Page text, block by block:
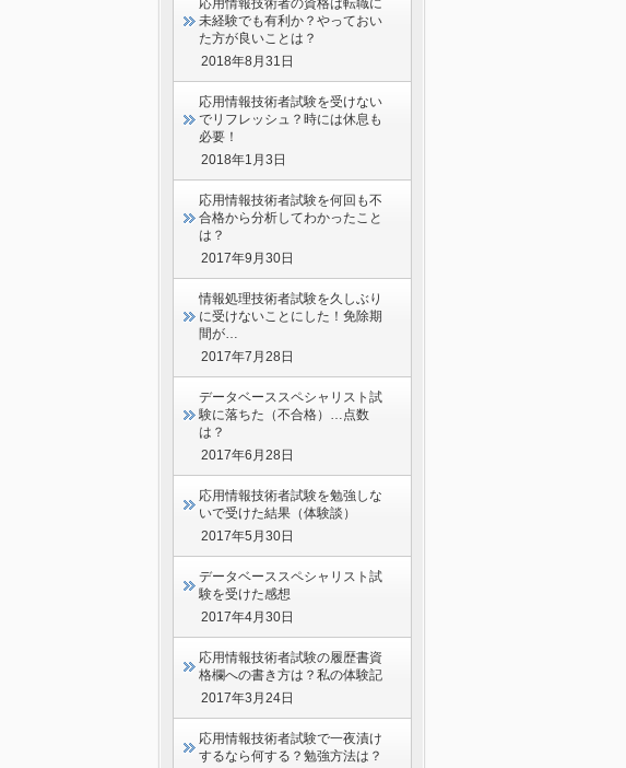
応用情報技術者の資格は転職に
未経験でも有利か？やっておい
た方が良いことは？
2018年8月31日
応用情報技術者試験を受けない
でリフレッシュ？時には休息も
必要！
2018年1月3日
応用情報技術者試験を何回も不
合格から分析してわかったこと
は？
2017年9月30日
情報処理技術者試験を久しぶり
に受けないことにした！免除期
間が…
2017年7月28日
データベーススペシャリスト試
験に落ちた（不合格）…点数
は？
2017年6月28日
応用情報技術者試験を勉強しな
いで受けた結果（体験談）
2017年5月30日
データベーススペシャリスト試
験を受けた感想
2017年4月30日
応用情報技術者試験の履歴書資
格欄への書き方は？私の体験記
2017年3月24日
応用情報技術者試験で一夜漬け
するなら何する？勉強方法は？